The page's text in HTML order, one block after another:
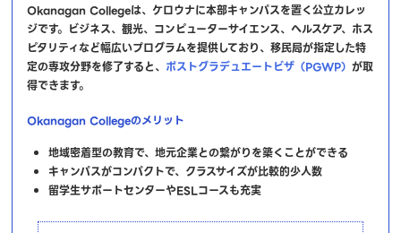
Okanagan Collegeは、ケロウナに本部キャンパスを置く公立カレッ
ジです。ビジネス、観光、コンピューターサイエンス、ヘルスケア、ホス
ピタリティなど幅広いプログラムを提供しており、移民局が指定した特
定の専攻分野を修了すると、 ポストグラデュエートビザ（PGWP）が取
得できます。
Okanagan Collegeのメリット
地域密着型の教育で、地元企業との繋がりを築くことができる
キャンパスがコンパクトで、クラスサイズが比較的少人数
留学生サポートセンターやESLコースも充実